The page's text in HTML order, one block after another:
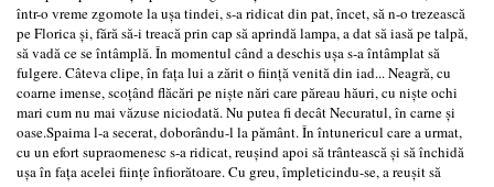
într-o vreme zgomote la ușa tindei, s-a ridicat din pat, încet, să n-o trezească
pe Florica și, fără să-i treacă prin cap să aprindă lampa, a dat să iasă pe talpă,
să vadă ce se întâmplă. În momentul când a deschis ușa s-a întâmplat să
fulgere. Câteva clipe, în fața lui a zărit o ființă venită din iad... Neagră, cu
coarne imense, scoțând flăcări pe niște nări care păreau hăuri, cu niște ochi
mari cum nu mai văzuse niciodată. Nu putea fi decât Necuratul, în carne și
oase.Spaima l-a secerat, doborându-l la pământ. În întunericul care a urmat,
cu un efort supraomenesc s-a ridicat, reușind apoi să trântească și să închidă
ușa în fața acelei ființe înfiorătoare. Cu greu, împleticindu-se, a reușit să